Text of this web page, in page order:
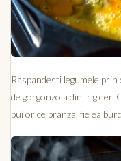
Raspandesti legumele
de gorgonzola din frigider.
pui orice branza, fie ea